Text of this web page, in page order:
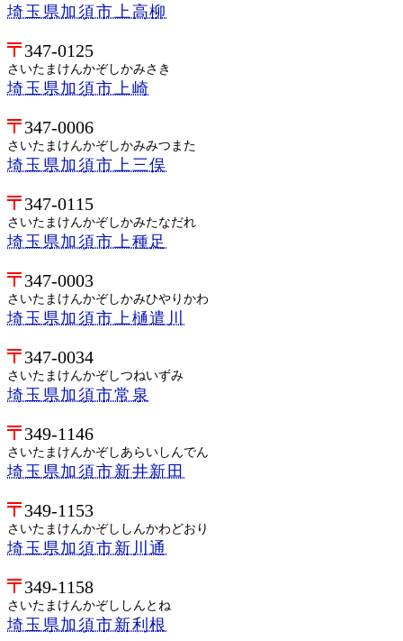
埼玉県加須市上高柳
347-0125
さいたまけんかぞしかみさき
埼玉県加須市上崎
347-0006
さいたまけんかぞしかみみつまた
埼玉県加須市上三俣
347-0115
さいたまけんかぞしかみたなだれ
埼玉県加須市上種足
347-0003
さいたまけんかぞしかみひやりかわ
埼玉県加須市上樋遣川
347-0034
さいたまけんかぞしつねいずみ
埼玉県加須市常泉
349-1146
さいたまけんかぞしあらいしんでん
埼玉県加須市新井新田
349-1153
さいたまけんかぞししんかわどおり
埼玉県加須市新川通
349-1158
さいたまけんかぞししんとね
埼玉県加須市新利根